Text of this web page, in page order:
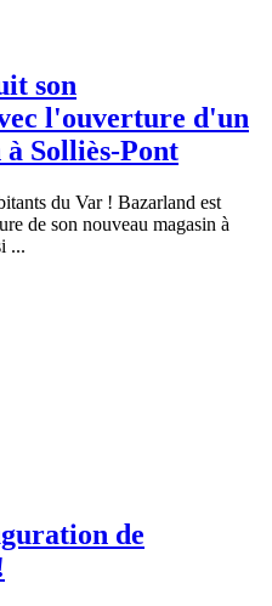
son
l'ouverture d'un
à Solliès-Pont
du Var ! Bazarland est
de son nouveau magasin à
...
de